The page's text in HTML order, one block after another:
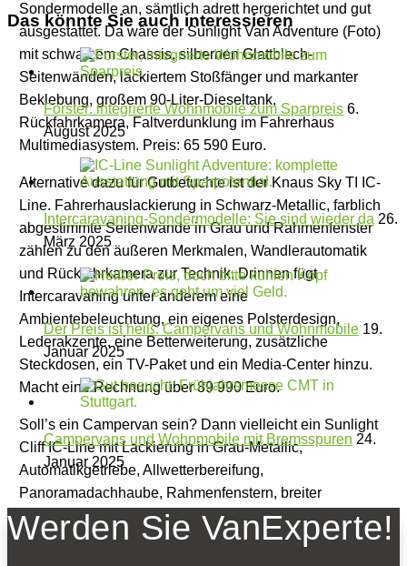
Sondermodelle an, sämtlich adrett hergerichtet und gut
ausgestattet. Da wäre der Sunlight Van Adventure (Foto)
mit schwarzem Chassis, silbernen Glattblech-
Seitenwänden, lackiertem Stoßfänger und markanter
Beklebung, großem 90-Liter-Dieseltank,
Rückfahrkamera, Faltverdunklung im Fahrerhaus
Multimediasystem. Preis: 65 590 Euro.
Alternative dazu für Gutbetuchte ist der Knaus Sky TI IC-
Line. Fahrerhauslackierung in Schwarz-Metallic, farblich
abgestimmte Seitenwände in Grau und Rahmenfenster
zählen zu den äußeren Merkmalen, Wandlerautomatik
und Rückfahrkamera zur Technik. Drinnen fügt
Intercaravaning unter anderem eine
Ambientebeleuchtung, ein eigenes Polsterdesign,
Lederakzente, eine Betterweiterung, zusätzliche
Steckdosen, ein TV-Paket und ein Media-Center hinzu.
Macht eine Rechnung über 89 990 Euro.
Soll’s ein Campervan sein? Dann vielleicht ein Sunlight
Cliff IC-Line mit Lackierung in Grau-Metallic,
Automatikgetriebe, Allwetterbereifung,
Panoramadachhaube, Rahmenfenstern, breiter
Eingangsstufe, erweiterter Duschausstattung,
Kleiderstange und Tischerweiterung. Kosten: 58 990
Das könnte Sie auch interessieren
Forster: integrierte Wohnmobile zum Sparpreis 6.
August 2025
Intercaravaning-Sondermodelle: Sie sind wieder da 26.
März 2025
Der Preis ist heiß: Campervans und Wohnmobile 19.
Januar 2025
Campervans und Wohnmobile mit Bremsspuren 24.
Januar 2025
Werden Sie VanExperte!